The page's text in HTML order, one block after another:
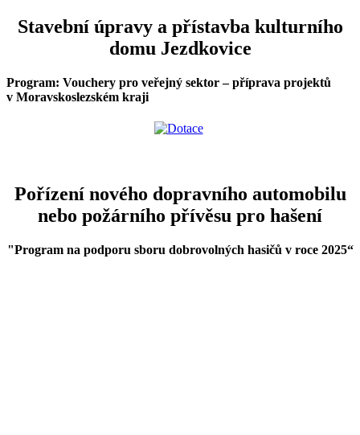
Stavební úpravy a přístavba kulturního
domu Jezdkovice
Program: Vouchery pro veřejný sektor – příprava projektů
v Moravskoslezském kraji
Pořízení nového dopravního automobilu
nebo požárního přívěsu pro hašení
"Program na podporu sboru dobrovolných hasičů v roce 2025“